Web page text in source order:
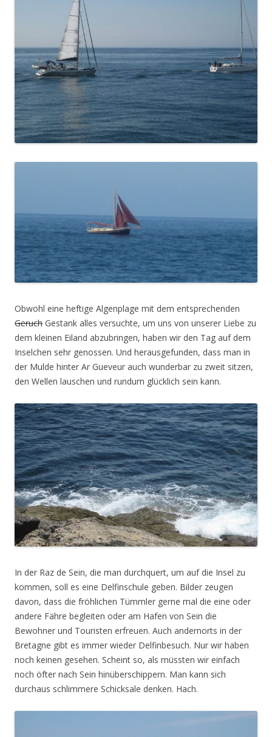
Obwohl eine heftige Algenplage mit dem entsprechenden
Geruch Gestank alles versuchte, um uns von unserer Liebe zu
dem kleinen Eiland abzubringen, haben wir den Tag auf dem
Inselchen sehr genossen. Und herausgefunden, dass man in
der Mulde hinter Ar Gueveur auch wunderbar zu zweit sitzen,
den Wellen lauschen und rundum glücklich sein kann.
In der Raz de Sein, die man durchquert, um auf die Insel zu
kommen, soll es eine Delfinschule geben. Bilder zeugen
davon, dass die fröhlichen Tümmler gerne mal die eine oder
andere Fähre begleiten oder am Hafen von Sein die
Bewohner und Touristen erfreuen. Auch andernorts in der
Bretagne gibt es immer wieder Delfinbesuch. Nur wir haben
noch keinen gesehen. Scheint so, als müssten wir einfach
noch öfter nach Sein hinüberschippern. Man kann sich
durchaus schlimmere Schicksale denken. Hach.